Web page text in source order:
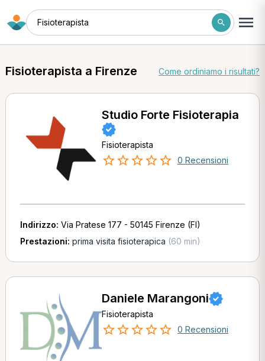
Fisioterapista
Fisioterapista a Firenze Come ordiniamo i risultati?
Studio Forte Fisioterapia
Fisioterapista
0 Recensioni
Indirizzo: Via Pratese 177 - 50145 Firenze (FI)
Prestazioni: prima visita fisioterapica (60 min)
Daniele Marangoni
Fisioterapista
0 Recensioni